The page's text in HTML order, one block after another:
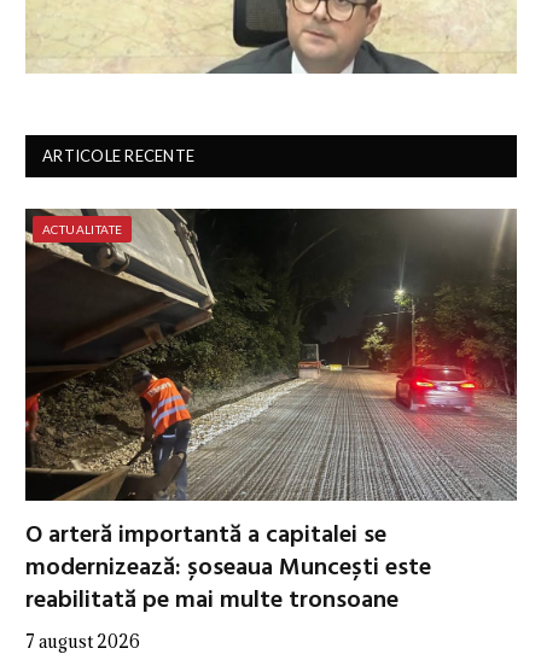
ARTICOLE RECENTE
ACTUALITATE
O arteră importantă a capitalei se
modernizează: șoseaua Muncești este
reabilitată pe mai multe tronsoane
7 august 2026